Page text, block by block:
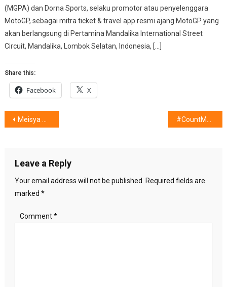
(MGPA) dan Dorna Sports, selaku promotor atau penyelenggara
MotoGP, sebagai mitra ticket & travel app resmi ajang MotoGP yang
akan berlangsung di Pertamina Mandalika International Street
Circuit, Mandalika, Lombok Selatan, Indonesia, […]
Share this:
Facebook X
Post
Meisya Peduli Kesehatan Kulit Para Pengungsi
Leave a Reply
Your email address will not be published.
Required fields are
marked *
Comment*